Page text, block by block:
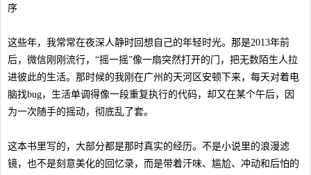
序
这些年，我常常在夜深人静时回想自己的年轻时光。那是2013年前
后，微信刚刚流行，“摇一摇”像一扇突然打开的门，把无数陌生人拉
进彼此的生活。那时候的我刚在广州的天河区安顿下来，每天对着电
脑找bug，生活单调得像一段重复执行的代码，却又在某个午后，因
为一次随手的摇动，彻底乱了套。
这本书里写的，大部分都是那时真实的经历。不是小说里的浪漫滤
镜，也不是刻意美化的回忆录，而是带着汗味、尴尬、冲动和后怕的